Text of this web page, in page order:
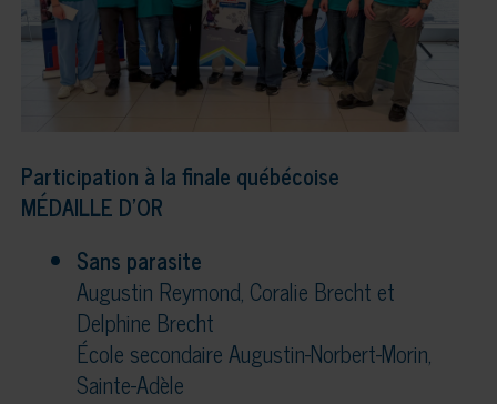
Participation à la finale québécoise
MÉDAILLE D’OR
Sans parasite
Augustin Reymond, Coralie Brecht et
Delphine Brecht
École secondaire Augustin-Norbert-Morin,
Sainte-Adèle